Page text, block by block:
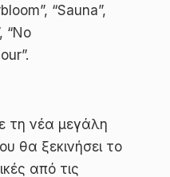
“Sauna”,
“No
τη νέα μεγάλη
θα ξεκινήσει το
από τις